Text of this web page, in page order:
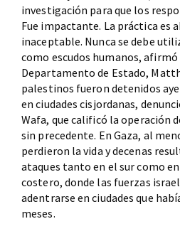
investigación para que los
Fue impactante. La práctica es
inaceptable. Nunca se debe
como escudos humanos,
Departamento de Estado,
palestinos fueron detenidos
en ciudades cisjordanas,
Wafa, que calificó la operación
sin precedente. En Gaza, al
perdieron la vida y decenas
ataques tanto en el sur como
costero, donde las fuerzas
adentrarse en ciudades que
meses.